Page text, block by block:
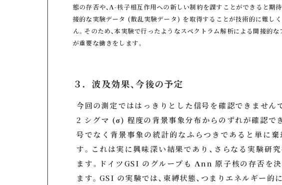
態の存否や、Λ-核子相互作用への新しい制約を課すことができると期
接的な実験データ (散乱実験データ) を取得することが技術的に難し
ん。そのため、本実験で行ったようなスペクトラム解析による間接的
が重要な働きをします。
３．波及効果、今後の予定
今回の測定でははっきりとした信号を確認できません
2 シグマ (σ) 程度の背景事象分布からのずれが確認で
号でなく背景事象の統計的なふらつきであると単に
す。これは実に興味深い結果であり、さらなる実験研
ます。ドイツGSI のグループも Λnn 原子核の存否を
ます。GSI の実験では、束縛状態、つまりエネルギー